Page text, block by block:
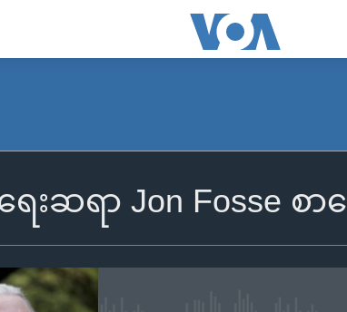
ရေးဆရာ Jon Fosse